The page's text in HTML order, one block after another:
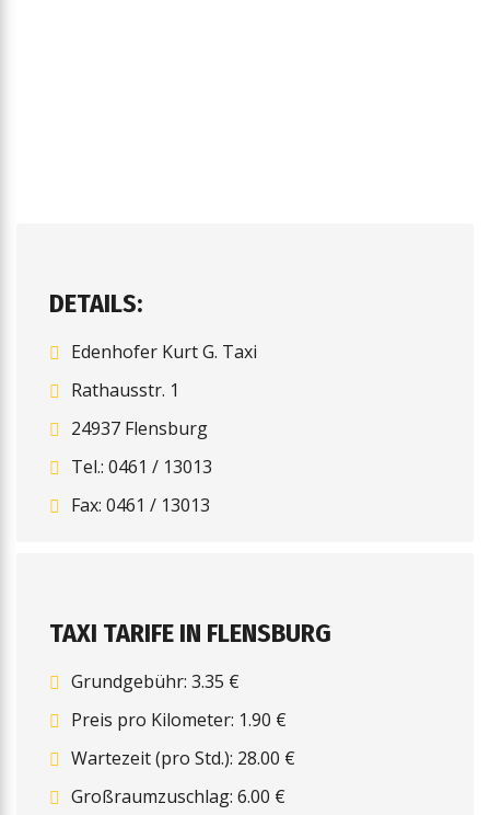
DETAILS:
Edenhofer Kurt G. Taxi
Rathausstr. 1
24937 Flensburg
Tel.: 0461 / 13013
Fax: 0461 / 13013
TAXI TARIFE IN FLENSBURG
Grundgebühr: 3.35 €
Preis pro Kilometer: 1.90 €
Wartezeit (pro Std.): 28.00 €
Großraumzuschlag: 6.00 €